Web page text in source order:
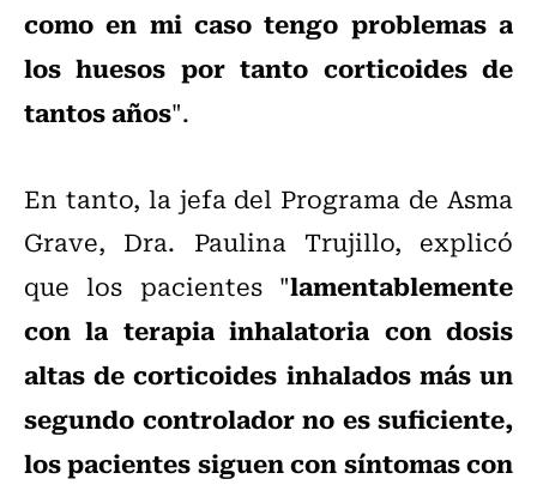
como en mi caso tengo problemas a
los huesos por tanto corticoides de
tantos años".
En tanto, la jefa del Programa de Asma
Grave, Dra. Paulina Trujillo, explicó
que los pacientes "lamentablemente
con la terapia inhalatoria con dosis
altas de corticoides inhalados más un
segundo controlador no es suficiente,
los pacientes siguen con síntomas con